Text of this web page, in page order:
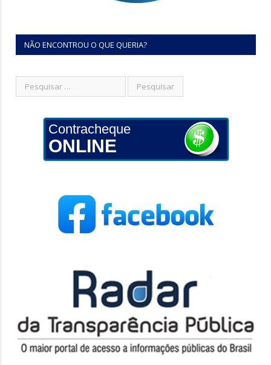
NÃO ENCONTROU O QUE QUERIA?
Contracheque
ONLINE